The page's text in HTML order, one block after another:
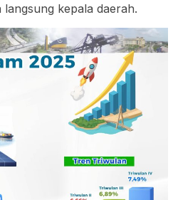
kepala daerah.